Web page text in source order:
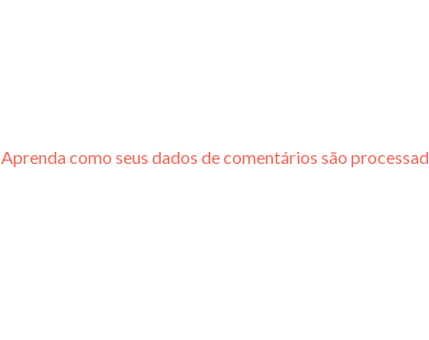
Aprenda como seus dados de comentários são